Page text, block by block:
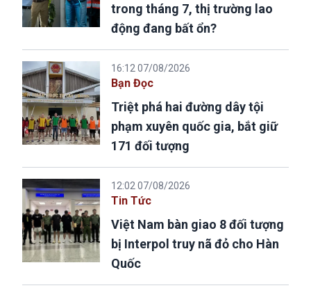
trong tháng 7, thị trường lao
động đang bất ổn?
16:12 07/08/2026
Bạn Đọc
Triệt phá hai đường dây tội
phạm xuyên quốc gia, bắt giữ
171 đối tượng
12:02 07/08/2026
Tin Tức
Việt Nam bàn giao 8 đối tượng
bị Interpol truy nã đỏ cho Hàn
Quốc